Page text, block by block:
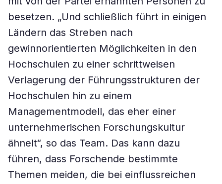
besetzen. „Und schließlich führt in einigen
Ländern das Streben nach
gewinnorientierten Möglichkeiten in den
Hochschulen zu einer schrittweisen
Verlagerung der Führungsstrukturen der
Hochschulen hin zu einem
Managementmodell, das eher einer
unternehmerischen Forschungskultur
ähnelt“, so das Team. Das kann dazu
führen, dass Forschende bestimmte
Themen meiden, die bei einflussreichen